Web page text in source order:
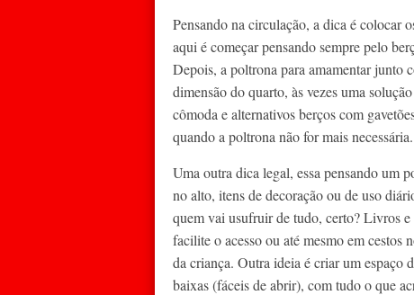
Pensando na circulação, a dica é colocar
aqui é começar pensando sempre pelo
Depois, a poltrona para amamentar junto
dimensão do quarto, às vezes uma
cômoda e alternativos berços com
quando a poltrona não for mais necessária.
Uma outra dica legal, essa pensando um
no alto, itens de decoração ou de uso
quem vai usufruir de tudo, certo? Livros
facilite o acesso ou até mesmo em cestos
da criança. Outra ideia é criar um espaço
baixas (fáceis de abrir), com tudo o que